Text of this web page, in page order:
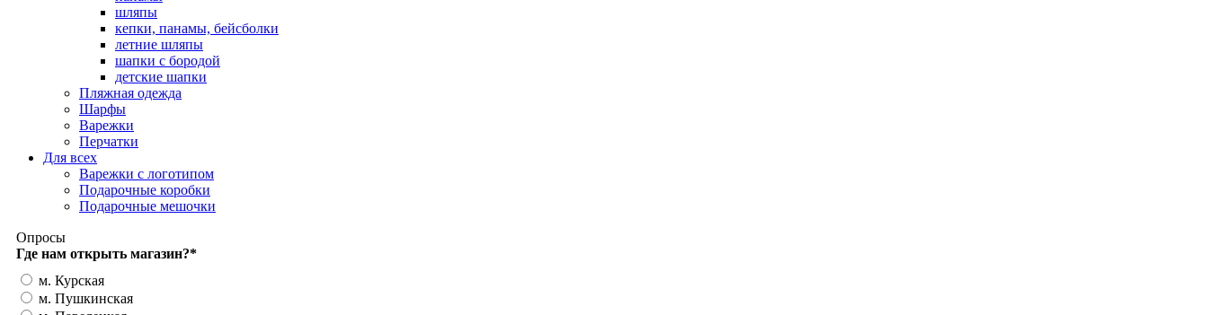
шляпы
кепки, панамы, бейсболки
летние шляпы
шапки с бородой
детские шапки
Пляжная одежда
Шарфы
Варежки
Перчатки
Для всех
Варежки с логотипом
Подарочные коробки
Подарочные мешочки
Опросы
Где нам открыть магазин?*
м. Курская
м. Пушкинская